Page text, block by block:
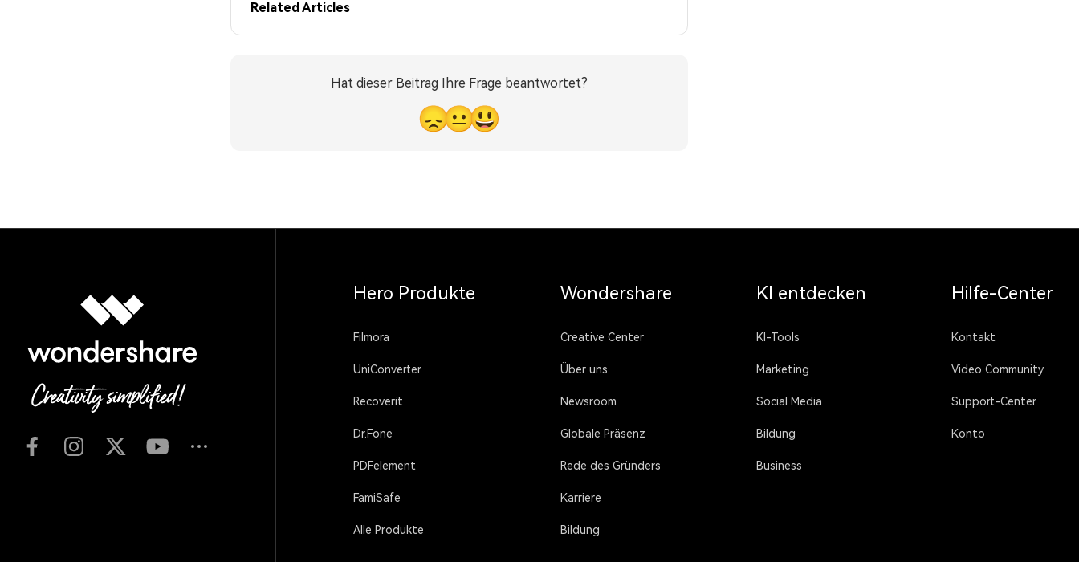
Related Articles
Hat dieser Beitrag Ihre Frage beantwortet?
😞😐😃
Hero Produkte
Filmora
UniConverter
Recoverit
Dr.Fone
PDFelement
FamiSafe
Alle Produkte
Wondershare
Creative Center
Über uns
Newsroom
Globale Präsenz
Rede des Gründers
Karriere
Bildung
KI entdecken
KI-Tools
Marketing
Social Media
Bildung
Business
Hilfe-Center
Kontakt
Video Community
Support-Center
Konto